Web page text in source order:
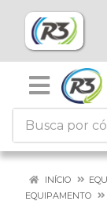
INÍCIO
EQUIPAMENTO